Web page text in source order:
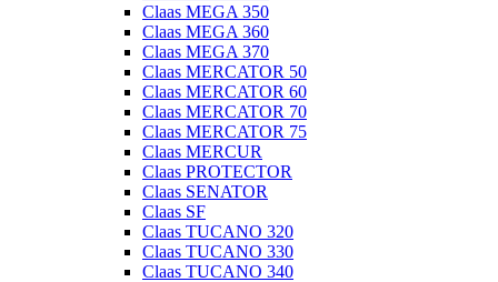
Claas MEGA 350
Claas MEGA 360
Claas MEGA 370
Claas MERCATOR 50
Claas MERCATOR 60
Claas MERCATOR 70
Claas MERCATOR 75
Claas MERCUR
Claas PROTECTOR
Claas SENATOR
Claas SF
Claas TUCANO 320
Claas TUCANO 330
Claas TUCANO 340